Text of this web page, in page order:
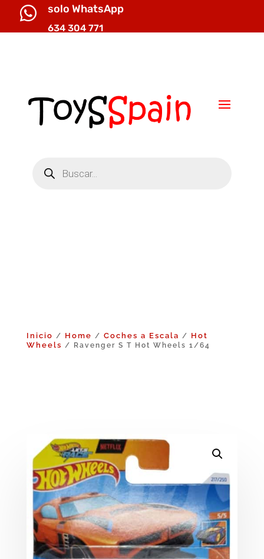
 solo WhatsApp
634 304 771
productos
Inicio / Home / Coches a Escala / Hot
Wheels / Ravenger S T Hot Wheels 1/64